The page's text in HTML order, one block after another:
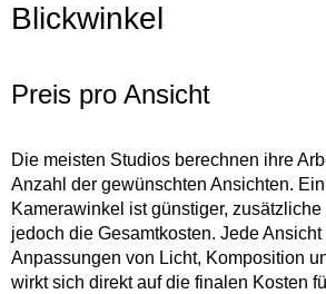
Blickwinkel
Preis pro Ansicht
Die meisten Studios berechnen ihre
Anzahl der gewünschten Ansichten.
Kamerawinkel ist günstiger,
jedoch die Gesamtkosten. Jede
Anpassungen von Licht, Komposition
wirkt sich direkt auf die finalen Kosten